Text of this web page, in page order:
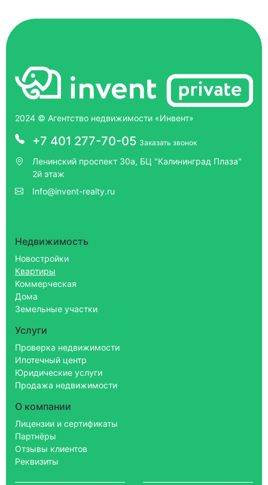
2024 © Агентство недвижимости «Инвент»
+7 401 277-70-05 Заказать звонок
Ленинский проспект 30а, БЦ "Калининград Плаза"
2й этаж
Info@invent-realty.ru
Недвижимость
Новостройки
Квартиры
Коммерческая
Дома
Земельные участки
Услуги
Проверка недвижимости
Ипотечный центр
Юридические услуги
Продажа недвижимости
О компании
Лицензии и сертификаты
Партнёры
Отзывы клиентов
Реквизиты